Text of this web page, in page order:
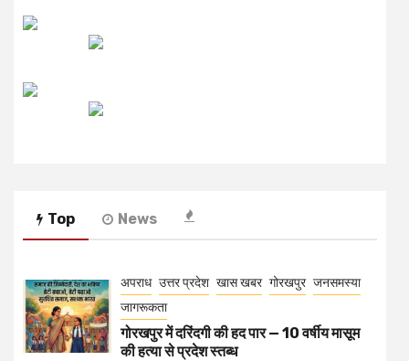
Top News
अपराध उत्तर प्रदेश खास खबर गोरखपुर जनसमस्या
जागरूकता
गोरखपुर में दरिंदगी की हद पार — 10 वर्षीय मासूम
की हत्या से प्रदेश स्तब्ध